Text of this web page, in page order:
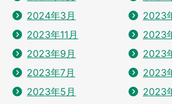
2024年3月
2023
2023年11月
2023
2023年9月
2023
2023年7月
2023
2023年5月
2023